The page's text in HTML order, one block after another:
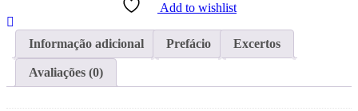
Add to wishlist
Informação adicional Prefácio Excertos
Avaliações (0)